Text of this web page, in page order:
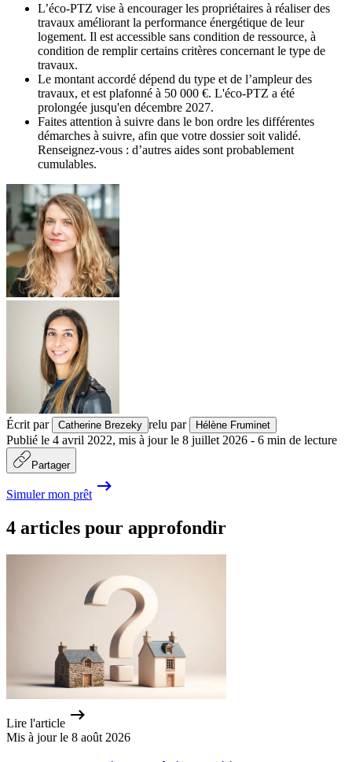
L’éco-PTZ vise à encourager les propriétaires à réaliser des
travaux améliorant la performance énergétique de leur
logement. Il est accessible sans condition de ressource, à
condition de remplir certains critères concernant le type de
travaux.
Le montant accordé dépend du type et de l’ampleur des
travaux, et est plafonné à 50 000 €. L'éco-PTZ a été
prolongée jusqu'en décembre 2027.
Faites attention à suivre dans le bon ordre les différentes
démarches à suivre, afin que votre dossier soit validé.
Renseignez-vous : d’autres aides sont probablement
cumulables.
Écrit par Catherine Brezeky relu par Hélène Fruminet
Publié le 4 avril 2022, mis à jour le 8 juillet 2026 - 6 min de lecture
Partager
Simuler mon prêt
4 articles pour approfondir
Lire l'article
Mis à jour le 8 août 2026